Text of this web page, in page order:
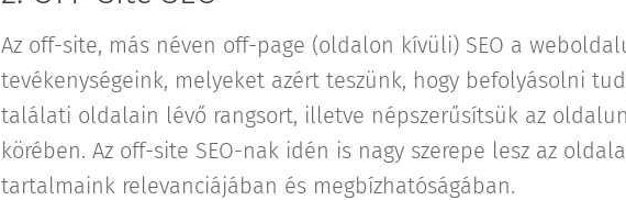
Az off-site, más néven off-page (oldalon kívüli) SEO a
tevékenységeink, melyeket azért teszünk, hogy befolyásolni
találati oldalain lévő rangsort, illetve népszerűsítsük az
körében. Az off-site SEO-nak idén is nagy szerepe lesz az
tartalmaink relevanciájában és megbízhatóságában.